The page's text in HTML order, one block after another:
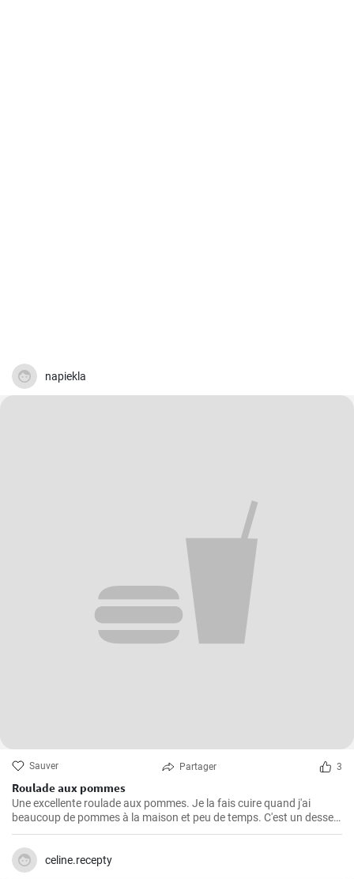
napiekla
Sauver Partager 3
Roulade aux pommes
Une excellente roulade aux pommes. Je la fais cuire quand j'ai
beaucoup de pommes à la maison et peu de temps. C'est un dessert
rapide et facile qui plait toujours.
celine.recepty